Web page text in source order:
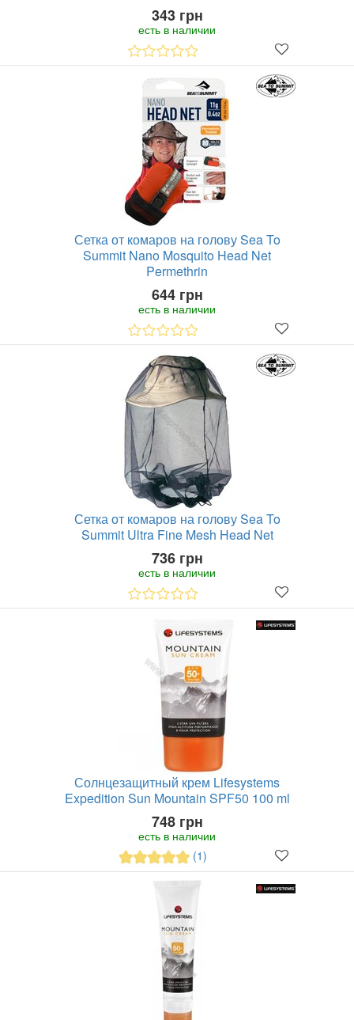
343 грн
есть в наличии
Сетка от комаров на голову Sea To
Summit Nano Mosquito Head Net
Permethrin
644 грн
есть в наличии
Сетка от комаров на голову Sea To
Summit Ultra Fine Mesh Head Net
736 грн
есть в наличии
Солнцезащитный крем Lifesystems
Expedition Sun Mountain SPF50 100 ml
748 грн
есть в наличии
(1)